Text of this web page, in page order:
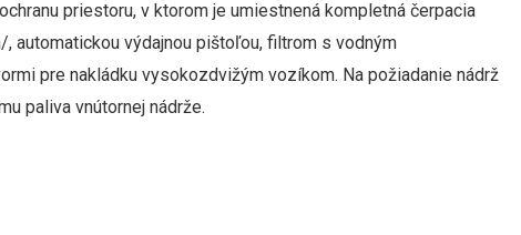
priestoru, v ktorom je umiestnená kompletná čerpacia
automatickou výdajnou pištoľou, filtrom s vodným
pre nakládku vysokozdvižým vozíkom. Na požiadanie nádrž
paliva vnútornej nádrže.